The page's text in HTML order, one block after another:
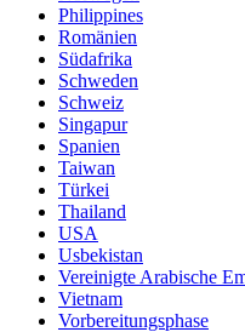
Philippines
Romänien
Südafrika
Schweden
Schweiz
Singapur
Spanien
Taiwan
Türkei
Thailand
USA
Usbekistan
Vereinigte Arabische
Vietnam
Vorbereitungsphase